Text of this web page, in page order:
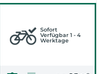
PUMPENKOPFADAPTE
Sofort
Verfügbar 1 - 4
Werktage